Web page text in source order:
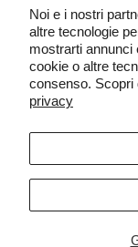
Noi e i nostri
altre tecnologie
mostrarti annunci
cookie o altre
consenso. Scopri
privacy
Seguici
Accettiamo